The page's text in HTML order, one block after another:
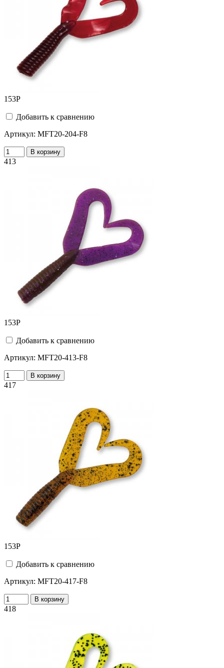
153Р
Добавить к сравнению
Артикул: MFT20-204-F8
В корзину
413
153Р
Добавить к сравнению
Артикул: MFT20-413-F8
В корзину
417
153Р
Добавить к сравнению
Артикул: MFT20-417-F8
В корзину
418